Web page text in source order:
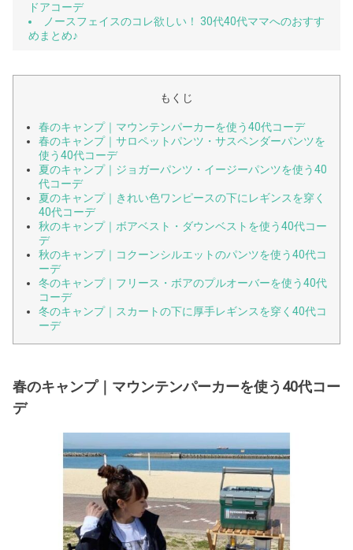
ドアコーデ
ノースフェイスのコレ欲しい！ 30代40代ママへのおすす
めまとめ♪
もくじ
春のキャンプ｜マウンテンパーカーを使う40代コーデ
春のキャンプ｜サロペットパンツ・サスペンダーパンツを
使う40代コーデ
夏のキャンプ｜ジョガーパンツ・イージーパンツを使う40
代コーデ
夏のキャンプ｜きれい色ワンピースの下にレギンスを穿く
40代コーデ
秋のキャンプ｜ボアベスト・ダウンベストを使う40代コー
デ
秋のキャンプ｜コクーンシルエットのパンツを使う40代コ
ーデ
冬のキャンプ｜フリース・ボアのプルオーバーを使う40代
コーデ
冬のキャンプ｜スカートの下に厚手レギンスを穿く40代コ
ーデ
春のキャンプ｜マウンテンパーカーを使う40代コー
デ